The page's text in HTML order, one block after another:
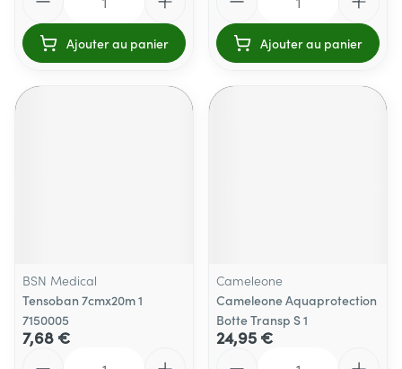
Ajouter au panier Ajouter au panier
BSN Medical
Tensoban 7cmx20m 1
7150005
7,68 €
Cameleone
Cameleone Aquaprotection
Botte Transp S 1
24,95 €